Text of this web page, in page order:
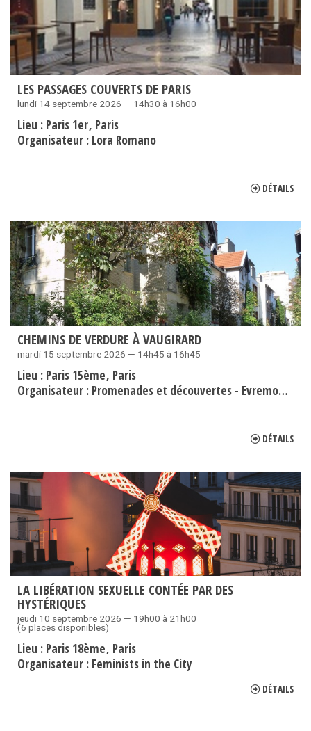
LES PASSAGES COUVERTS DE PARIS
lundi 14 septembre 2026 — 14h30 à 16h00
Lieu : Paris 1er Paris
Organisateur : Lora Romano
DÉTAILS
CHEMINS DE VERDURE À VAUGIRARD
mardi 15 septembre 2026 — 14h45 à 16h45
Lieu : Paris 15ème Paris
Organisateur : Promenades et découvertes - Evremond Bac
DÉTAILS
LA LIBÉRATION SEXUELLE CONTÉE PAR DES
HYSTÉRIQUES
jeudi 10 septembre 2026 — 19h00 à 21h00
(6 places disponibles)
Lieu : Paris 18ème Paris
Organisateur : Feminists in the City
DÉTAILS